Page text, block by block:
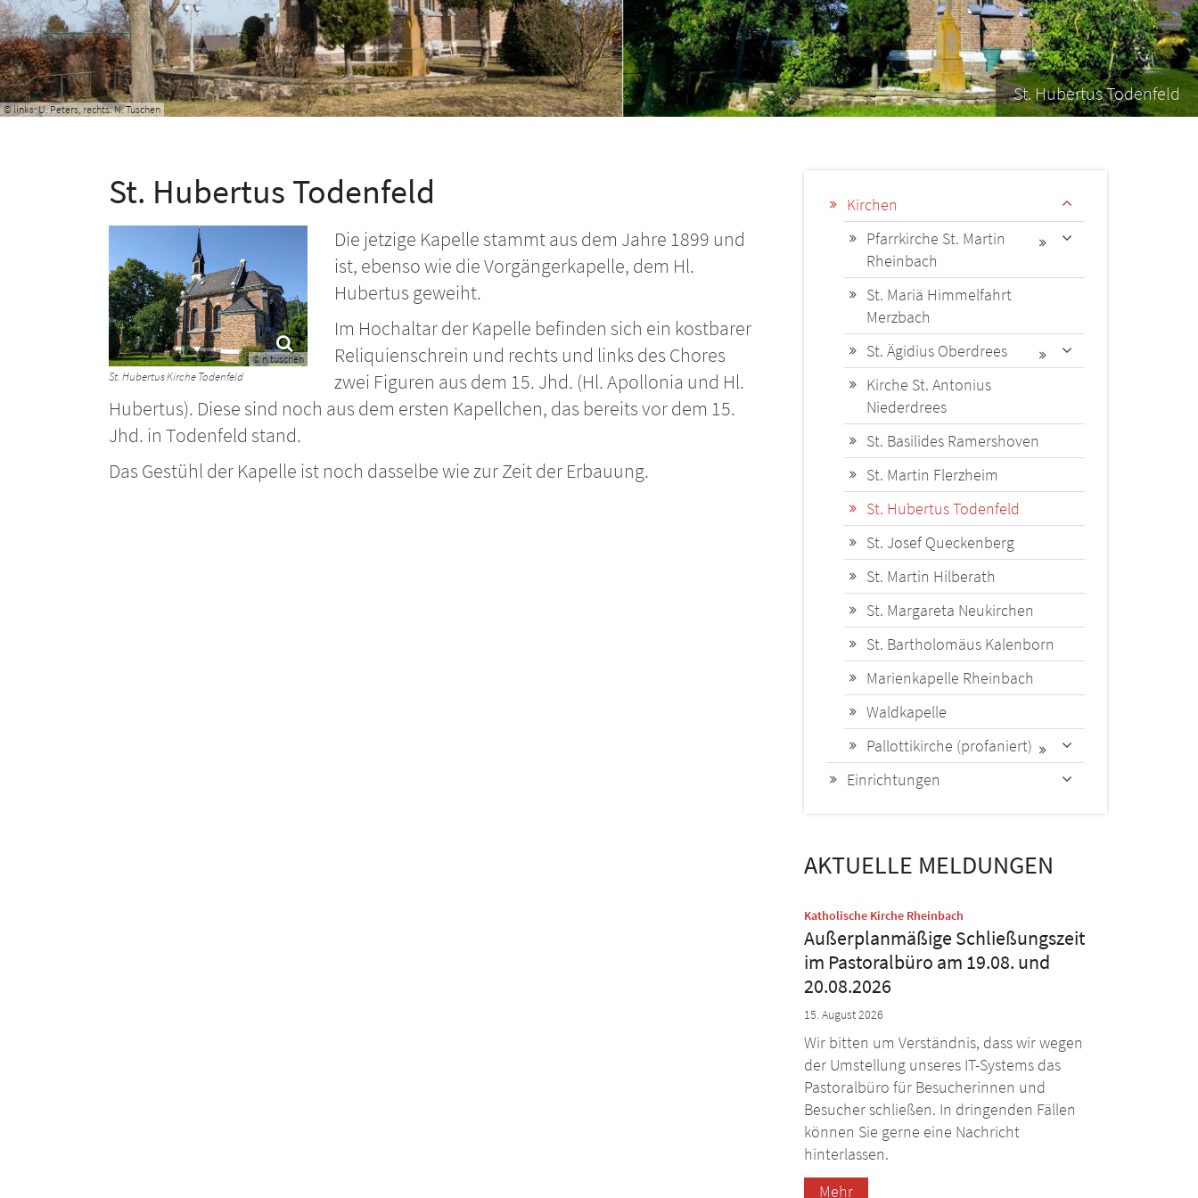
© links: U. Peters, rechts: N. Tuschen
St. Hubertus Todenfeld
St. Hubertus Todenfeld
© n.tuschen
St. Hubertus Kirche Todenfeld
Die jetzige Kapelle stammt aus dem Jahre 1899 und
ist, ebenso wie die Vorgängerkapelle, dem Hl.
Hubertus geweiht.
Im Hochaltar der Kapelle befinden sich ein kostbarer
Reliquienschrein und rechts und links des Chores
zwei Figuren aus dem 15. Jhd. (Hl. Apollonia und Hl.
Hubertus). Diese sind noch aus dem ersten Kapellchen, das bereits vor dem 15.
Jhd. in Todenfeld stand.
Das Gestühl der Kapelle ist noch dasselbe wie zur Zeit der Erbauung.
Kirchen
Pfarrkirche St. Martin
Rheinbach
St. Mariä Himmelfahrt
Merzbach
St. Ägidius Oberdrees
Kirche St. Antonius
Niederdrees
St. Basilides Ramershoven
St. Martin Flerzheim
St. Hubertus Todenfeld
St. Josef Queckenberg
St. Martin Hilberath
St. Margareta Neukirchen
St. Bartholomäus Kalenborn
Marienkapelle Rheinbach
Waldkapelle
Pallottikirche (profaniert)
Einrichtungen
AKTUELLE MELDUNGEN
Katholische Kirche Rheinbach
Außerplanmäßige Schließungszeit
im Pastoralbüro am 19.08. und
20.08.2026
15. August 2026
Wir bitten um Verständnis, dass wir wegen
der Umstellung unseres IT-Systems das
Pastoralbüro für Besucherinnen und
Besucher schließen. In dringenden Fällen
können Sie gerne eine Nachricht
hinterlassen.
Mehr